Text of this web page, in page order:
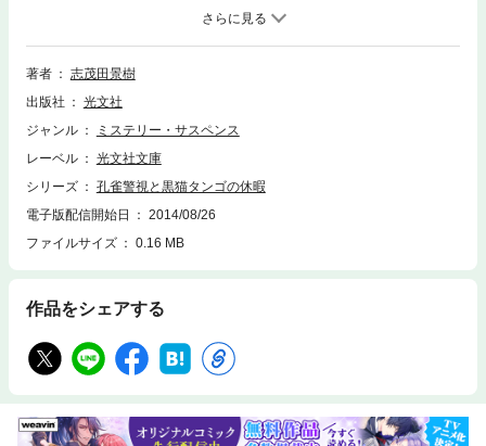
殺人事件発生！――ＴＶで人気の大学教授が鋏で一突きにされたのだ。じ
ゃぱゆきさん、女子大生とのフリンの報いか？！――恋に事件に全身アタ
ックの孔雀警視。人気シリーズお待たせ第７弾！
著者
志茂田景樹
出版社
光文社
ジャンル
ミステリー・サスペンス
レーベル
光文社文庫
シリーズ
孔雀警視と黒猫タンゴの休暇
電子版配信開始日
2014/08/26
ファイルサイズ
0.16 MB
作品をシェアする